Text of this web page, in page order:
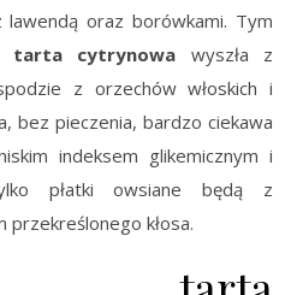
lawendą oraz borówkami. Tym
tarta cytrynowa wyszła z
z orzechów włoskich i
bez pieczenia, bardzo ciekawa
indeksem glikemicznym i
płatki owsiane będą z
przekreślonego kłosa.